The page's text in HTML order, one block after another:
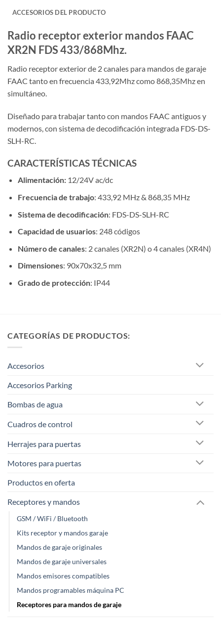
ACCESORIOS DEL PRODUCTO
Radio receptor exterior mandos FAAC
XR2N FDS 433/868Mhz.
Radio receptor exterior de 2 canales para mandos de garaje
FAAC tanto en frecuencia 433,92Mhz como 868,35Mhz en
simultáneo.
Diseñado para trabajar tanto con mandos FAAC antiguos y
modernos, con sistema de decodificación integrada FDS-DS-
SLH-RC.
CARACTERÍSTICAS TÉCNICAS
Alimentación: 12/24V ac/dc
Frecuencia de trabajo: 433,92 MHz & 868,35 MHz
Sistema de decodificación: FDS-DS-SLH-RC
Capacidad de usuarios: 248 códigos
Número de canales: 2 canales (XR2N) o 4 canales (XR4N)
Dimensiones: 90x70x32,5 mm
Grado de protección: IP44
CATEGORÍAS DE PRODUCTOS:
Accesorios
Accesorios Parking
Bombas de agua
Cuadros de control
Herrajes para puertas
Motores para puertas
Productos en oferta
Receptores y mandos
GSM / WiFi / Bluetooth
Kits receptor y mandos garaje
Mandos de garaje originales
Mandos de garaje universales
Mandos emisores compatibles
Mandos programables máquina PC
Receptores para mandos de garaje